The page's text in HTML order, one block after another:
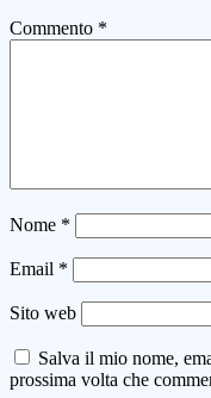
Commento *
Nome *
Email *
Sito web
Salva il mio nome,
prossima volta che